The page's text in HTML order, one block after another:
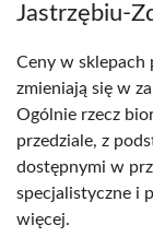
Jastrzębiu-
Ceny w sklepach
zmieniają się w
Ogólnie rzecz
przedziale, z
dostępnymi w
specjalistyczne i
więcej.